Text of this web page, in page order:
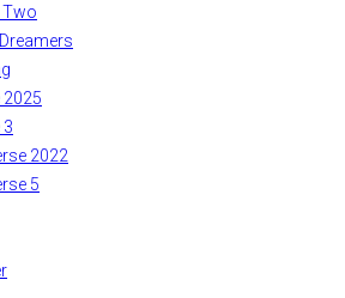
Two
Dreamers
2022
5